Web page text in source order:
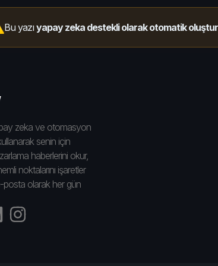
Bu yazıyapay zeka destekli olarak otomatik
zeka ve otomasyon
senin için
haberlerini okur,
noktalarını işaretler
olarak her gün